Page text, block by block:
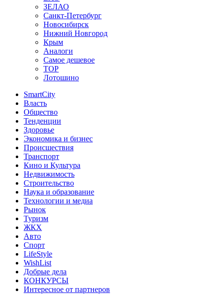
ЗЕЛАО
Санкт-Петербург
Новосибирск
Нижний Новгород
Крым
Аналоги
Самое дешевое
TOP
Лотошино
SmartCity
Власть
Общество
Тенденции
Здоровье
Экономика и бизнес
Происшествия
Транспорт
Кино и Культура
Недвижимость
Строительство
Наука и образование
Технологии и медиа
Рынок
Туризм
ЖКХ
Авто
Спорт
LifeStyle
WishList
Добрые дела
КОНКУРСЫ
Интересное от партнеров